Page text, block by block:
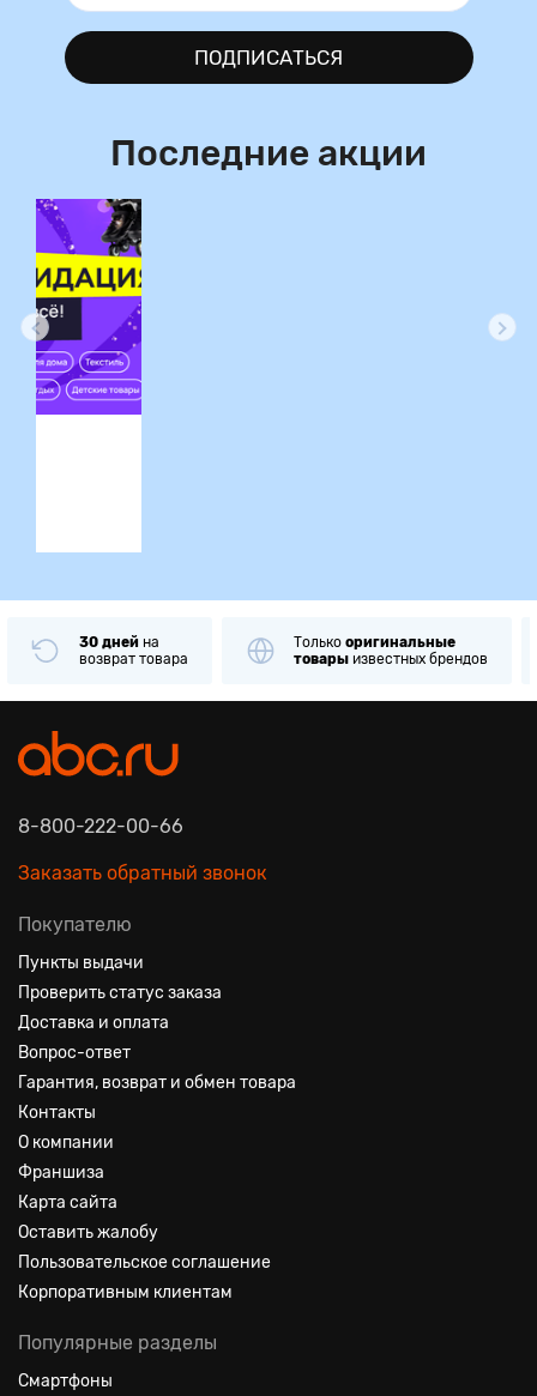
ПОДПИСАТЬСЯ
Последние акции
30 дней на
возврат товара
Только оригинальные
товары известных брендов
8-800-222-00-66
Заказать обратный звонок
Покупателю
Пункты выдачи
Проверить статус заказа
Доставка и оплата
Вопрос-ответ
Гарантия, возврат и обмен товара
Контакты
О компании
Франшиза
Карта сайта
Оставить жалобу
Пользовательское соглашение
Корпоративным клиентам
Популярные разделы
Смартфоны